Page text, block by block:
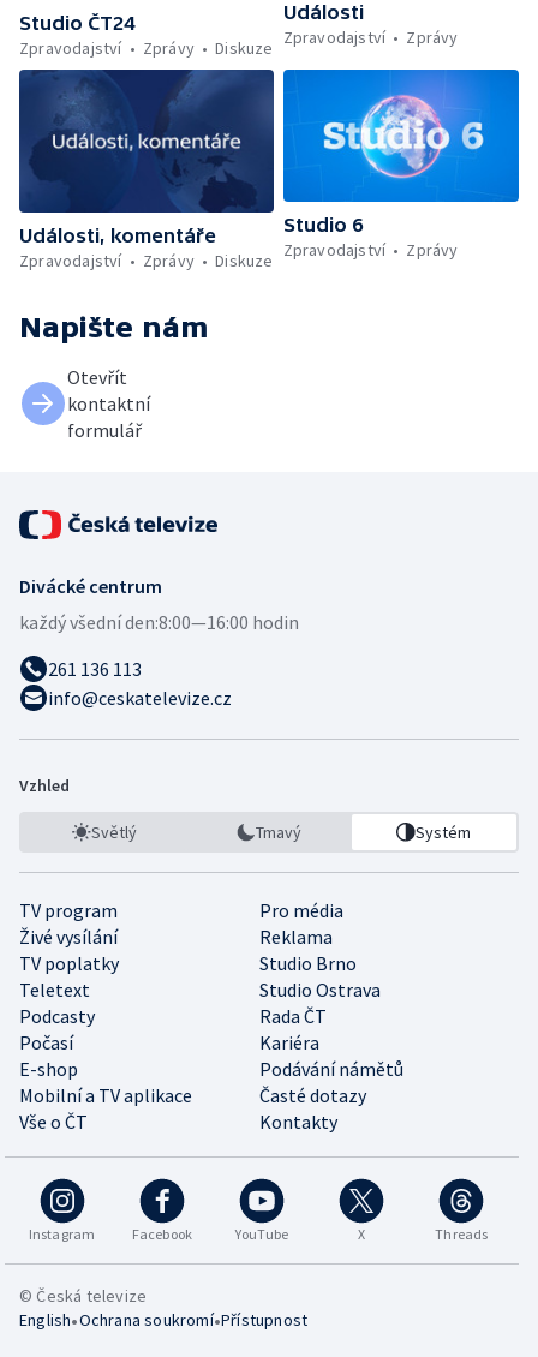
Studio ČT24
Zpravodajství
Zprávy Diskuze
Události
Zpravodajství
Zprávy
Události, komentáře
Zpravodajství
Zprávy Diskuze
Studio 6
Zpravodajství
Zprávy
Napište nám
Otevřít
kontaktní
formulář
Divácké centrum
každý všední den:8:00—16:00 hodin
261 136 113
info@ceskatelevize.cz
Vzhled
Světlý Tmavý Systém
TV program
Pro média
Živé vysílání
Reklama
TV poplatky
Studio Brno
Teletext
Studio Ostrava
Podcasty
Rada ČT
Počasí
Kariéra
E-shop
Podávání námětů
Mobilní a TV aplikace
Časté dotazy
Vše o ČT
Kontakty
Instagram Facebook YouTube X Threads
© Česká televize
English•Ochrana soukromí•Přístupnost